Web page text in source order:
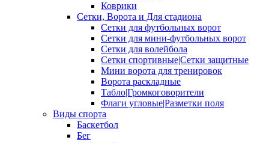
Коврики
Сетки, Ворота и Для стадиона
Сетки для футбольных ворот
Сетки для мини-футбольных ворот
Сетки для волейбола
Сетки спортивные|Сетки защитные
Мини ворота для тренировок
Ворота раскладные
Табло|Громкоговорители
Флаги угловые|Разметки поля
Виды спорта
Баскетбол
Бег